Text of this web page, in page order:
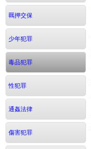
羈押交保
少年犯罪
毒品犯罪
性犯罪
通姦法律
傷害犯罪